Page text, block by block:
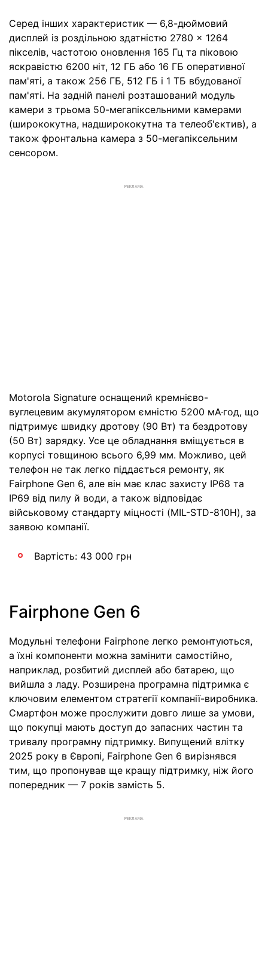
Серед інших характеристик — 6,8-дюймовий
дисплей із роздільною здатністю 2780 × 1264
пікселів, частотою оновлення 165 Гц та піковою
яскравістю 6200 ніт, 12 ГБ або 16 ГБ оперативної
пам'яті, а також 256 ГБ, 512 ГБ і 1 ТБ вбудованої
пам'яті. На задній панелі розташований модуль
камери з трьома 50-мегапіксельними камерами
(ширококутна, надширококутна та телеоб'єктив), а
також фронтальна камера з 50-мегапіксельним
сенсором.
РЕКЛАМА
Motorola Signature оснащений кремнієво-
вуглецевим акумулятором ємністю 5200 мА·год, що
підтримує швидку дротову (90 Вт) та бездротову
(50 Вт) зарядку. Усе це обладнання вміщується в
корпусі товщиною всього 6,99 мм. Можливо, цей
телефон не так легко піддається ремонту, як
Fairphone Gen 6, але він має клас захисту IP68 та
IP69 від пилу й води, а також відповідає
військовому стандарту міцності (MIL-STD-810H), за
заявою компанії.
Вартість: 43 000 грн
Fairphone Gen 6
Модульні телефони Fairphone легко ремонтуються,
а їхні компоненти можна замінити самостійно,
наприклад, розбитий дисплей або батарею, що
вийшла з ладу. Розширена програмна підтримка є
ключовим елементом стратегії компанії-виробника.
Смартфон може прослужити довго лише за умови,
що покупці мають доступ до запасних частин та
тривалу програмну підтримку. Випущений влітку
2025 року в Європі, Fairphone Gen 6 вирізнявся
тим, що пропонував ще кращу підтримку, ніж його
попередник — 7 років замість 5.
РЕКЛАМА